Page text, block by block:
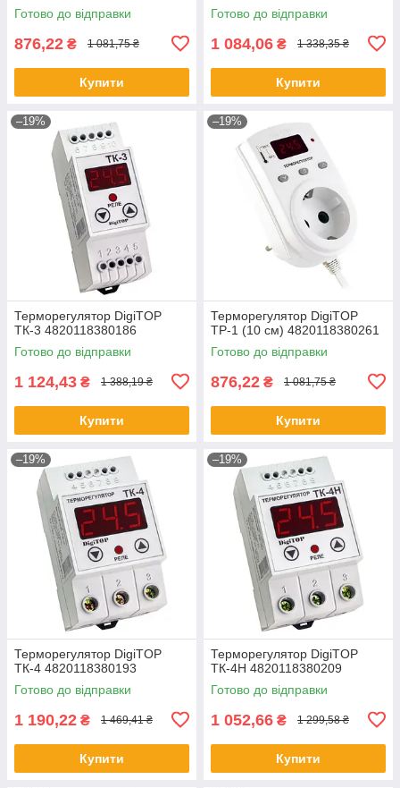
Готово до відправки
876,22 ₴ 1 081,75 ₴
Купити
Готово до відправки
1 084,06 ₴ 1 338,35 ₴
Купити
–19%
Терморегулятор DigiTOP
ТК-3 4820118380186
Готово до відправки
1 124,43 ₴ 1 388,19 ₴
Купити
–19%
Терморегулятор DigiTOP
ТР-1 (10 см) 4820118380261
Готово до відправки
876,22 ₴ 1 081,75 ₴
Купити
–19%
Терморегулятор DigiTOP
ТК-4 4820118380193
Готово до відправки
1 190,22 ₴ 1 469,41 ₴
Купити
–19%
Терморегулятор DigiTOP
ТК-4Н 4820118380209
Готово до відправки
1 052,66 ₴ 1 299,58 ₴
Купити